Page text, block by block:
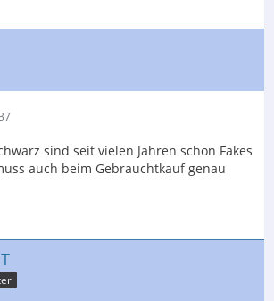
sind seit vielen Jahren schon Fakes
auch beim Gebrauchtkauf genau